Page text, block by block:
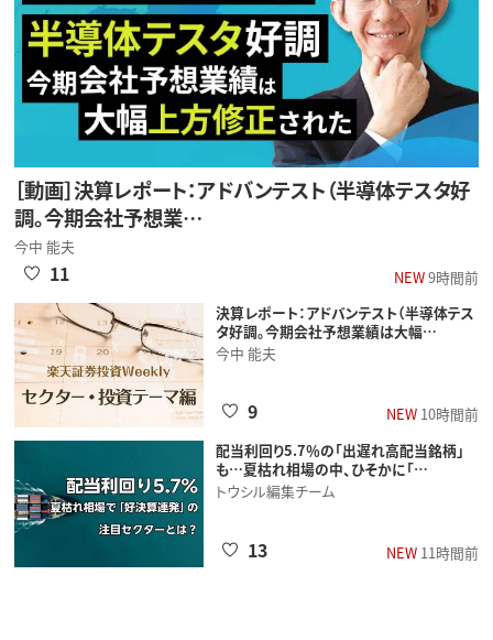
［動画］決算レポート：アドバンテスト（半導体テスタ好
調。今期会社予想業…
今中 能夫
NEW9時間前
11
決算レポート：アドバンテスト（半導体テス
タ好調。今期会社予想業績は大幅…
今中 能夫
NEW10時間前
9
配当利回り5.7％の「出遅れ高配当銘柄」
も…夏枯れ相場の中、ひそかに「…
トウシル編集チーム
NEW11時間前
13